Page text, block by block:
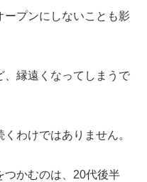
ープンにしないことも影
、縁遠くなってしまうで
わけではありません。
つかむのは、20代後半